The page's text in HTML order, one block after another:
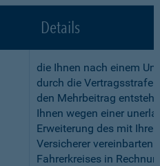
Details
die Ihnen nach einem
durch die Vertragsstrafe
den Mehrbeitrag
Ihnen wegen einer
Erweiterung des mit
Versicherer vereinbarten
Fahrerkreises in